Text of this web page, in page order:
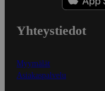
Yhteystiedot
Myymälät
Asiakaspalvelu